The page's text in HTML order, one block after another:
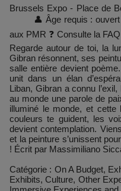
Brussels Expo - Place de
👤 Âge requis : ouvert à
aux PMR ❓ Consulte la
Regarde autour de toi, la
Gibran résonnent, ses
salle entière devient
unit dans un élan
Liban, Gibran a connu
au monde une parole de
illuminé le monde, et cette
couleurs te guident, les
devient contemplation.
et la peinture s’unissent
! Écrit par Massimiliano
Catégorie : On A Budget,
Exhibits, Culture, Other